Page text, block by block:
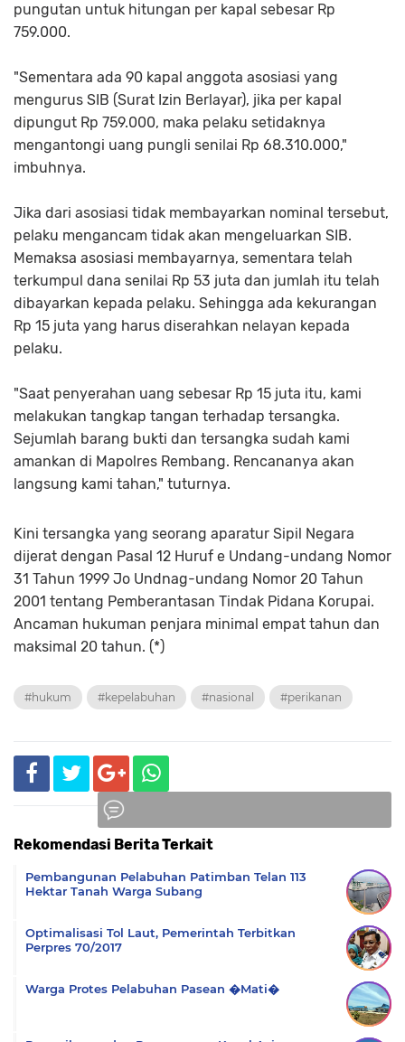
pungutan untuk hitungan per kapal sebesar Rp
759.000.
"Sementara ada 90 kapal anggota asosiasi yang
mengurus SIB (Surat Izin Berlayar), jika per kapal
dipungut Rp 759.000, maka pelaku setidaknya
mengantongi uang pungli senilai Rp 68.310.000,"
imbuhnya.
Jika dari asosiasi tidak membayarkan nominal tersebut,
pelaku mengancam tidak akan mengeluarkan SIB.
Memaksa asosiasi membayarnya, sementara telah
terkumpul dana senilai Rp 53 juta dan jumlah itu telah
dibayarkan kepada pelaku. Sehingga ada kekurangan
Rp 15 juta yang harus diserahkan nelayan kepada
pelaku.
"Saat penyerahan uang sebesar Rp 15 juta itu, kami
melakukan tangkap tangan terhadap tersangka.
Sejumlah barang bukti dan tersangka sudah kami
amankan di Mapolres Rembang. Rencananya akan
langsung kami tahan," tuturnya.
Kini tersangka yang seorang aparatur Sipil Negara
dijerat dengan Pasal 12 Huruf e Undang-undang Nomor
31 Tahun 1999 Jo Undnag-undang Nomor 20 Tahun
2001 tentang Pemberantasan Tindak Pidana Korupai.
Ancaman hukuman penjara minimal empat tahun dan
maksimal 20 tahun. (*)
#hukum #kepelabuhan #nasional #perikanan
Rekomendasi Berita Terkait
Pembangunan Pelabuhan Patimban Telan 113
Hektar Tanah Warga Subang
Optimalisasi Tol Laut, Pemerintah Terbitkan
Perpres 70/2017
Warga Protes Pelabuhan Pasean �Mati�